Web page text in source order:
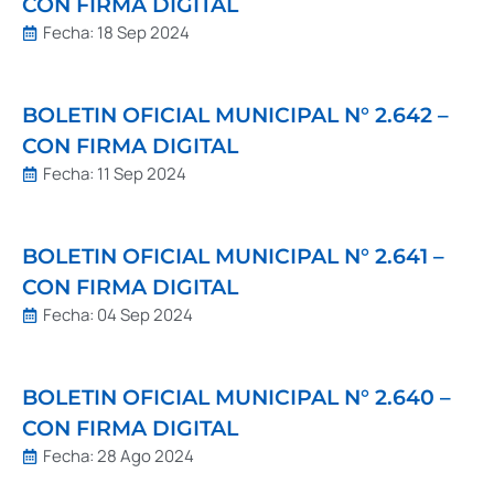
CON FIRMA DIGITAL
Fecha: 18 Sep 2024
BOLETIN OFICIAL MUNICIPAL N° 2.642 –
CON FIRMA DIGITAL
Fecha: 11 Sep 2024
BOLETIN OFICIAL MUNICIPAL N° 2.641 –
CON FIRMA DIGITAL
Fecha: 04 Sep 2024
BOLETIN OFICIAL MUNICIPAL N° 2.640 –
CON FIRMA DIGITAL
Fecha:28 Ago 2024